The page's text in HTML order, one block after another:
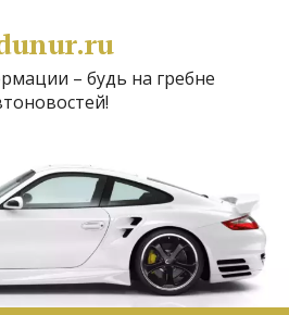
– будь на гребне